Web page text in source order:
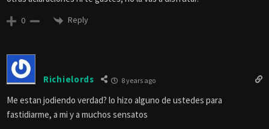
0 Reply
Richielords 8 years ago
Me estan jodiendo verdad? lo hizo alguno de ustedes para
fastidiarme, a mi y a muchos sensatos